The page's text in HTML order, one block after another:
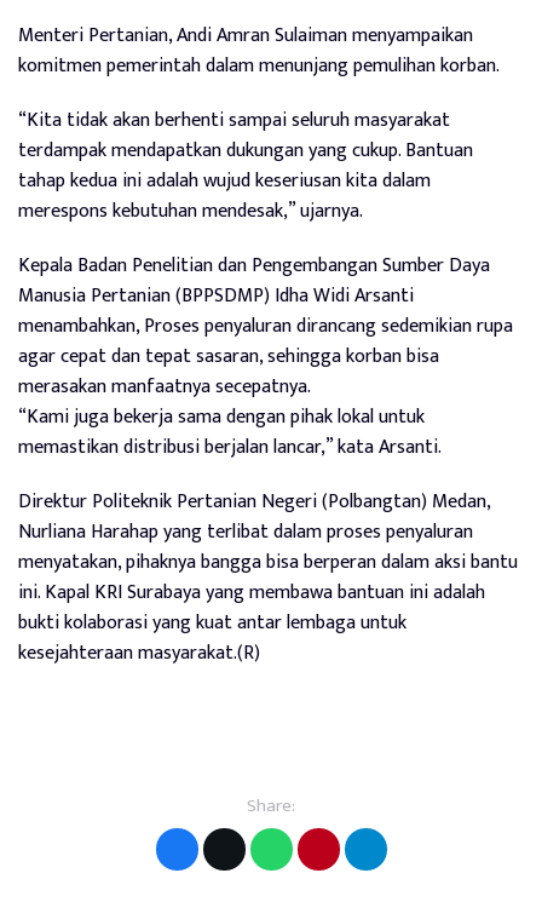
Menteri Pertanian, Andi Amran Sulaiman menyampaikan
komitmen pemerintah dalam menunjang pemulihan korban.
“Kita tidak akan berhenti sampai seluruh masyarakat
terdampak mendapatkan dukungan yang cukup. Bantuan
tahap kedua ini adalah wujud keseriusan kita dalam
merespons kebutuhan mendesak,” ujarnya.
Kepala Badan Penelitian dan Pengembangan Sumber Daya
Manusia Pertanian (BPPSDMP) Idha Widi Arsanti
menambahkan, Proses penyaluran dirancang sedemikian rupa
agar cepat dan tepat sasaran, sehingga korban bisa
merasakan manfaatnya secepatnya.
“Kami juga bekerja sama dengan pihak lokal untuk
memastikan distribusi berjalan lancar,” kata Arsanti.
Direktur Politeknik Pertanian Negeri (Polbangtan) Medan,
Nurliana Harahap yang terlibat dalam proses penyaluran
menyatakan, pihaknya bangga bisa berperan dalam aksi bantu
ini. Kapal KRI Surabaya yang membawa bantuan ini adalah
bukti kolaborasi yang kuat antar lembaga untuk
kesejahteraan masyarakat.(R)
Share: